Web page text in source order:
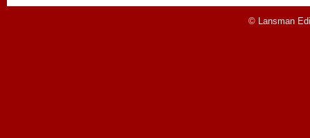
© Lansman